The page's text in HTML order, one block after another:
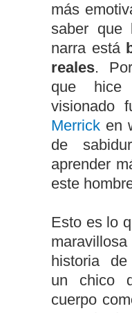
más
saber
narra está
reales.
que
visionado
Merrick en
de
aprender
este
Esto es lo
historia
un chico
cuerpo